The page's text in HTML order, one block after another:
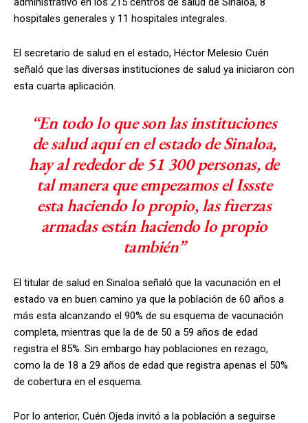
hospitales generales y 11 hospitales integrales.
El secretario de salud en el estado, Héctor Melesio Cuén
señaló que las diversas instituciones de salud ya iniciaron con
esta cuarta aplicación.
“En todo lo que son las instituciones
de salud aquí en el estado de Sinaloa,
hay al rededor de 51 300 personas, de
tal manera que empezamos el Issste
esta haciendo lo propio, las fuerzas
armadas están haciendo lo propio
también”
El titular de salud en Sinaloa señaló que la vacunación en el
estado va en buen camino ya que la población de 60 años a
más esta alcanzando el 90% de su esquema de vacunación
completa, mientras que la de de 50 a 59 años de edad
registra el 85%. Sin embargo hay poblaciones en rezago,
como la de 18 a 29 años de edad que registra apenas el 50%
de cobertura en el esquema.
Por lo anterior, Cuén Ojeda invitó a la población a seguirse